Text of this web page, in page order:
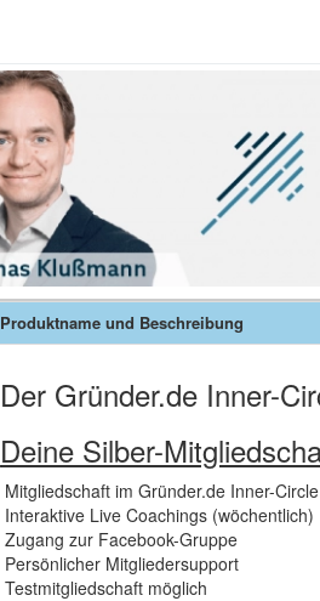
Produktname und Beschreibung
Der Gründer.de Inner-
Deine Silber-
Mitgliedschaft im Gründer.de Inner-Circle
Interaktive Live Coachings (wöchentlich)
Zugang zur Facebook-Gruppe
Persönlicher Mitgliedersupport
Testmitgliedschaft möglich